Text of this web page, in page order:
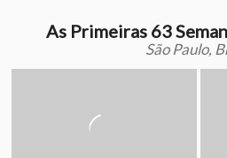
As Primeiras 63
São Paulo,